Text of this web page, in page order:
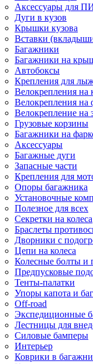
Аксессуары для
Дуги в кузов
Крышки кузова
Вставки
Багажники
Багажники на
Автобоксы
Крепления для
Велокрепления
Велокрепления на
Велокрепление на
Грузовые корзины
Багажники на
Аксессуары
Багажные дуги
Запасные части
Крепления для
Опоры багажника
Установочные
Полезное для всех
Секретки на колеса
Браслеты
Дворники с
Цепи на колеса
Колесные болты и
Предпусковые
Тенты-палатки
Упоры капота и
Off-road
Экспедиционные
Лестницы для
Силовые бамперы
Интерьер
Коврики в